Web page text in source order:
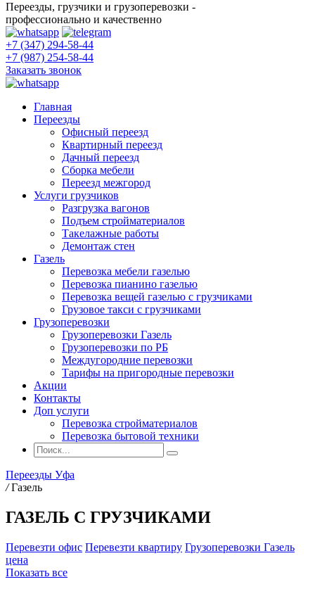
Переезды, грузчики и грузоперевозки -
профессионально и качественно
+7 (347) 294-58-44
+7 (987) 254-58-44
Заказать звонок
Главная
Переезды
Офисный переезд
Квартирный переезд
Дачный переезд
Сборка мебели
Переезд межгород
Услуги грузчиков
Разгрузка вагонов
Подъем стройматериалов
Такелажные работы
Демонтаж стен
Газель
Перевозка мебели газелью
Перевозка пианино газелью
Перевозка вещей газелью с грузчиками
Грузовое такси с грузчиками
Грузоперевозки
Грузоперевозки Газель
Грузоперевозки по РБ
Междугородние перевозки
Тарифы на пригородные перевозки
Акции
Контакты
Доп услуги
Перевозка стройматериалов
Перевозка бытовой техники
Переезды Уфа
/ Газель
ГАЗЕЛЬ С ГРУЗЧИКАМИ
Перевезти офис Перевезти квартиру Грузоперевозки Газель
цена
Показать все